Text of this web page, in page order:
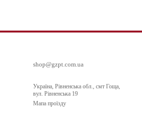
shop@gzpt.com.ua
Україна, Рівненська обл., смт Гоща,
вул. Рівненська 19
Мапа проїзду